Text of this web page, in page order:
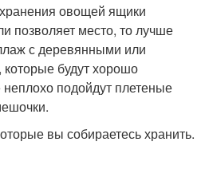
овощей ящики
позволяет место, то лучше
с деревянными или
будут хорошо
подойдут плетеные
вы собираетесь хранить.